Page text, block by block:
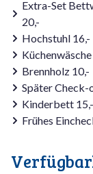
Extra-Set
20,-
Hochstuhl 16,-
Küchenwäsche
Brennholz 10,-
Später Check-
Kinderbett 15,-
Frühes